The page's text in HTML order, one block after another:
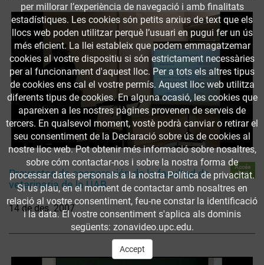
Proyectos de cooperación de la facultad de
veterinaria de la UAB
Accés
obert
14 de des. 2007
per millorar l’experiència de navegació i amb finalitats
estadístiques. Les cookies són petits arxius de text que els
llocs web poden utilitzar perquè l’usuari en pugui fer un ús
més eficient. La llei estableix que podem emmagatzemar
cookies al vostre dispositiu si són estrictament necessàries
per al funcionament d'aquest lloc. Per a tots els altres tipus
de cookies ens cal el vostre permís. Aquest lloc web utilitza
diferents tipus de cookies. En alguna ocasió, les cookies que
apareixen a les nostres pàgines provenen de serveis de
tercers. En qualsevol moment, vostè podrà canviar o retirar el
seu consentiment de la Declaració sobre ús de cookies al
nostre lloc web. Pot obtenir més informació sobre nosaltres,
sobre cóm contactar-nos i sobre la nostra forma de
processar dates personals a la nostra Política de privacitat.
Si us plau, en el moment de contactar amb nosaltres en
relació al vostre consentiment, feu-ne constar la identificació
i la data. El vostre consentiment s'aplica als dominis
següents: zonavideo.upc.edu.
Accept